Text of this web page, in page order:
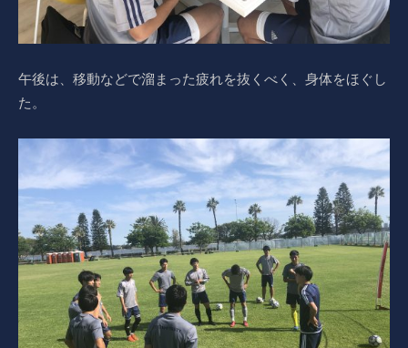
午後は、移動などで溜まった疲れを抜くべく、身体をほぐし
た。